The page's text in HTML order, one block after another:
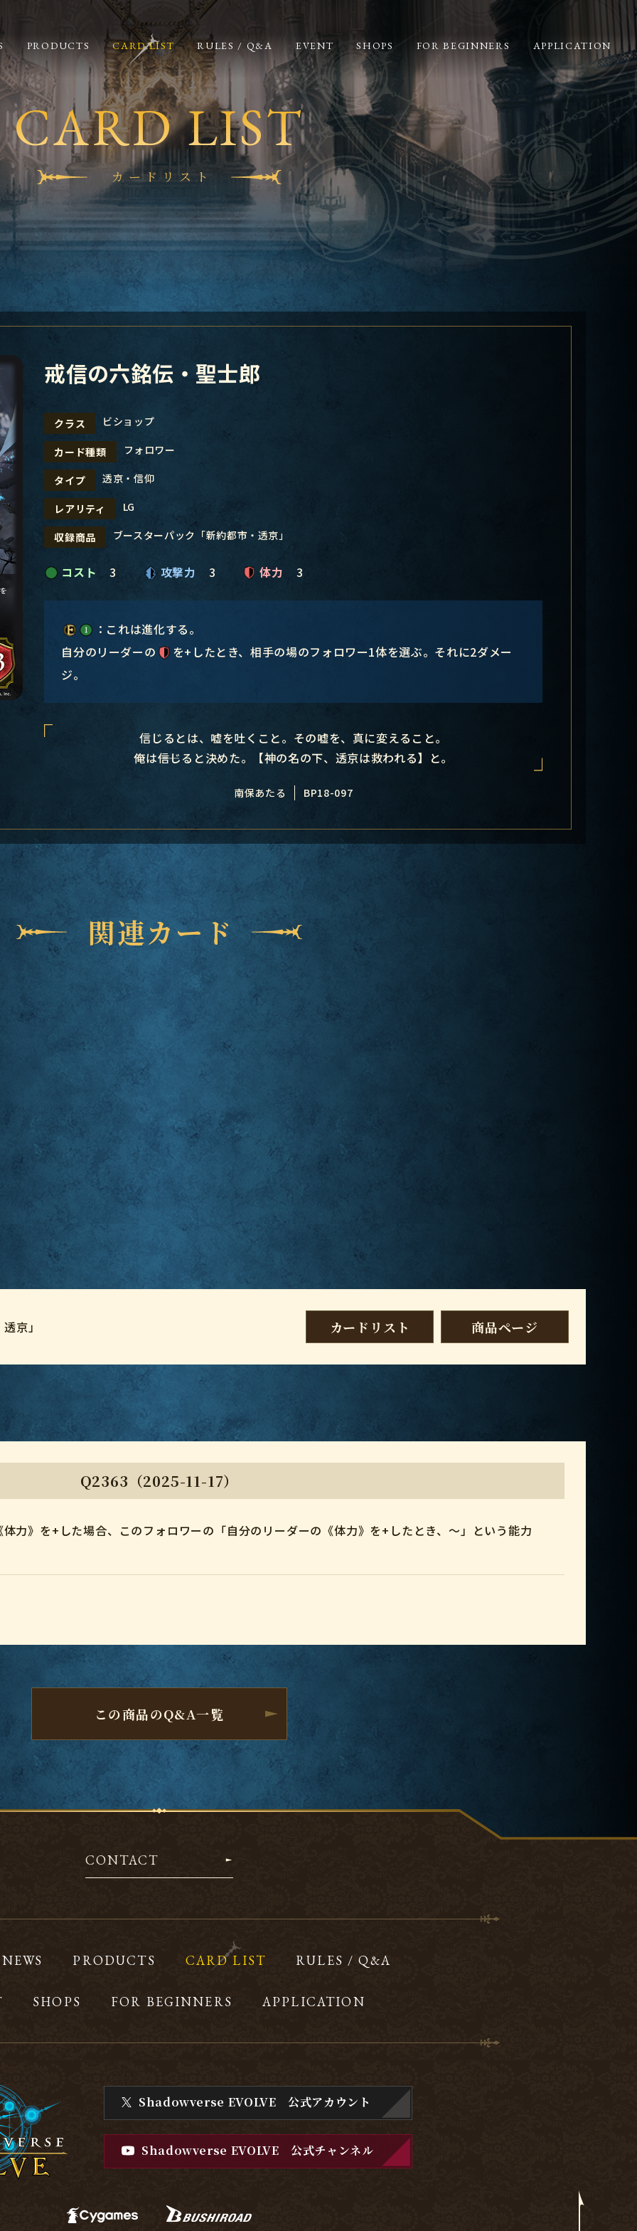
PRODUCTS CARD LIST RULES / Q&A EVENT SHOPS FOR BEGINNERS APPLICATION
CARD LIST
カードリスト
戒信の六銘伝・聖士郎
クラス ビショップ
カード種類 フォロワー
タイプ 透京・信仰
レアリティ LG
収録商品 ブースターパック「新約都市・透京」
コスト 3 攻撃力 3 体力 3
：これは進化する。
自分のリーダーの
を+したとき、相手の場のフォロワー1体を選ぶ。それに2ダメー
ジ。
信じるとは、嘘を吐くこと。その嘘を、真に変えること。
俺は――信じると決めた。【神の名の下、透京は救われる】と。
南保あたる BP18-097
関連カード
京」 カードリスト 商品ページ
Q2363（2025-11-17）
力》を+した場合、このフォロワーの「自分のリーダーの《体力》を+したとき、～」という能力
この商品のQ&A一覧
CONTACT
NEWS PRODUCTS CARD LIST RULES / Q&A
SHOPS FOR BEGINNERS APPLICATION
Shadowverse EVOLVE 公式アカウント
Shadowverse EVOLVE公式チャンネル